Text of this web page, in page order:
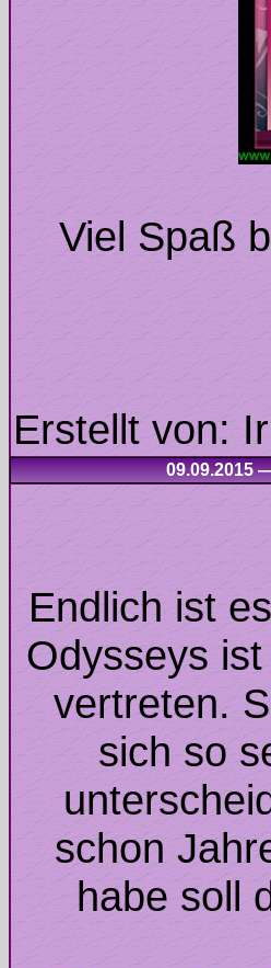
Viel Spaß
Endlich ist
Odysseys
vertreten.
sich so
schon